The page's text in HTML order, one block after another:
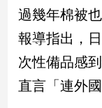
點
南
台
灣
觀
過幾年棉被
報導指出，
次性備品感
直言「連外